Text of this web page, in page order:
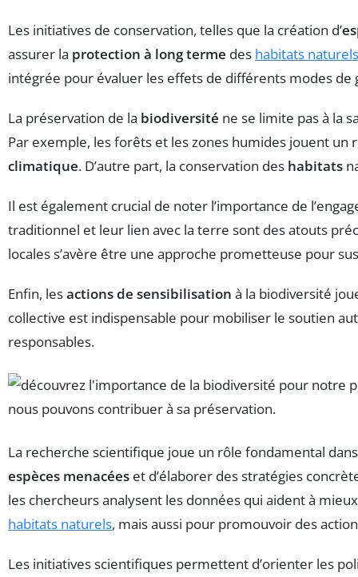
Les initiatives de conservation, telles que la création d’
assurer la protection à long terme des habitats naturels
intégrée pour évaluer les effets de différents modes
La préservation de la biodiversité ne se limite pas à la
Par exemple, les forêts et les zones humides jouent un
climatique. D’autre part, la conservation des habitats
Il est également crucial de noter l’importance de
traditionnel et leur lien avec la terre sont des atouts
locales s’avère être une approche prometteuse pour
Enfin, lesactions de sensibilisation à la biodiversité
collective est indispensable pour mobiliser le soutien
responsables.
La recherche scientifique joue un rôle fondamental
espèces menacées et d’élaborer des stratégies
les chercheurs analysent les données qui aident à
habitats naturels, mais aussi pour promouvoir des
Les initiatives scientifiques permettent d’orienter les